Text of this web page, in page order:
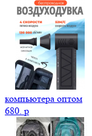
компьютера оптом
680. p